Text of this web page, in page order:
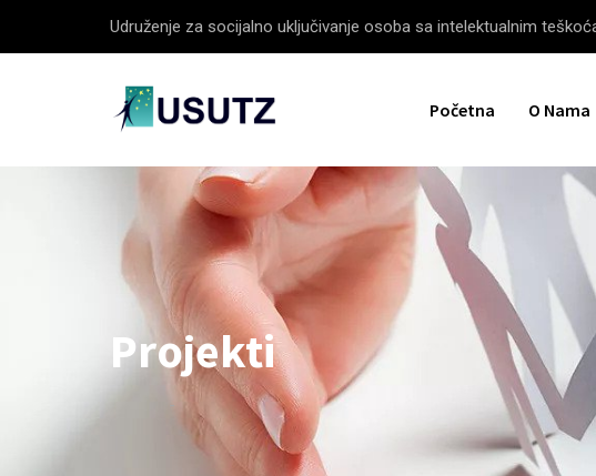
Udruženje za socijalno uključivanje osoba sa intelektualnim
Početna O Nama
Projekti
-